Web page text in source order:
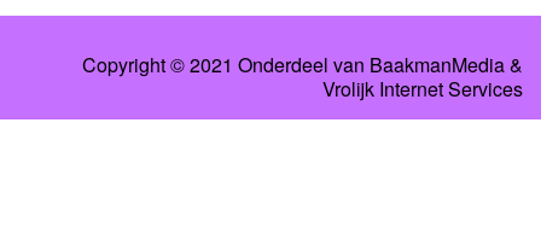
Copyright © 2021 Onderdeel van BaakmanMedia&
Vrolijk Internet Services